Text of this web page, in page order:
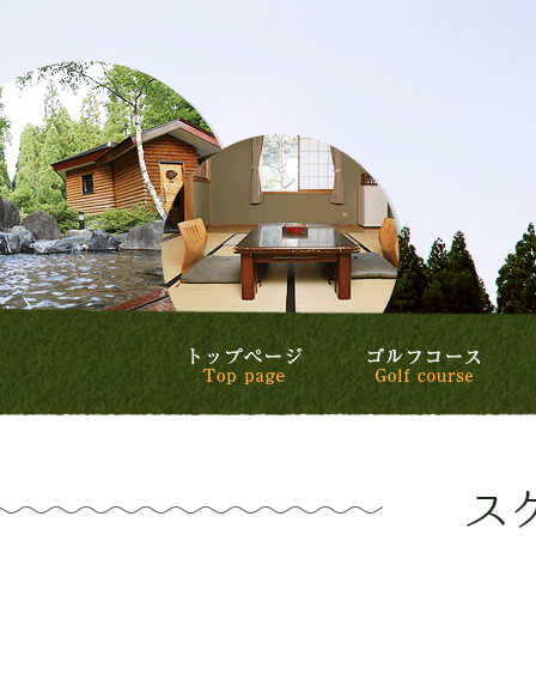
ゴル
トップページ